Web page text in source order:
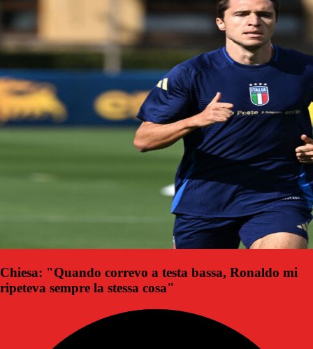
Chiesa: "Quando correvo a testa bassa, Ronaldo mi
ripeteva sempre la stessa cosa"